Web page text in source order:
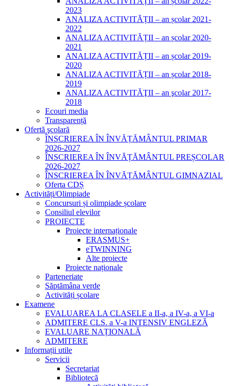
2023
ANALIZA ACTIVITĂȚII – an școlar 2021-
2022
ANALIZA ACTIVITĂȚII – an școlar 2020-
2021
ANALIZA ACTIVITĂȚII – an școlar 2019-
2020
ANALIZA ACTIVITĂȚII – an școlar 2018-
2019
ANALIZA ACTIVITĂŢII – an şcolar 2017-
2018
Ecouri media
Transparență
Ofertă şcolară
ÎNSCRIEREA ÎN ÎNVĂȚĂMÂNTUL PRIMAR
2026-2027
ÎNSCRIEREA ÎN ÎNVĂȚĂMÂNTUL PREȘCOLAR
2026-2027
ÎNSCRIEREA ÎN ÎNVĂȚĂMÂNTUL GIMNAZIAL
Oferta CDȘ
Activități/Olimpiade
Concursuri și olimpiade școlare
Consiliul elevilor
PROIECTE
Proiecte internaționale
ERASMUS+
eTWINNING
Alte proiecte
Proiecte naționale
Parteneriate
Săptămâna verde
Activități școlare
Examene
EVALUAREA LA CLASELE a II-a, a IV-a, a VI-a
ADMITERE CLS. a V-a INTENSIV ENGLEZĂ
EVALUARE NAȚIONALĂ
ADMITERE
Informații utile
Servicii
Secretariat
Bibliotecă